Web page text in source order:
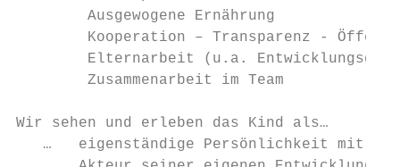
        Ausgewogene Ernährung
Kooperation – Transparenz -
Elternarbeit (u.a.
        Zusammenarbeit im Team
Wir sehen und erleben das Kind als…
…   eigenständige Persönlichkeit mit